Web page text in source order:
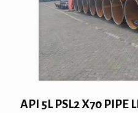
API 5L PSL2 X70 PIPE